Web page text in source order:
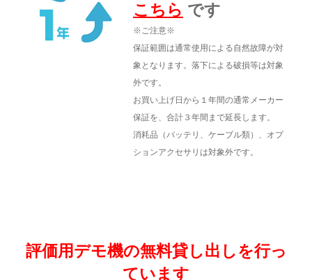
こちら です
※ご注意※
保証範囲は通常使用による自然故障が対
象となります。 落下による破損等は対象
外です。
お買い上げ日から１年間の通常メーカー
保証を、合計３年間まで延長します。
消耗品（バッテリ、ケーブル類）、オプ
ションアクセサリは対象外です。
評価用デモ機の無料貸し出しを行っ
ています